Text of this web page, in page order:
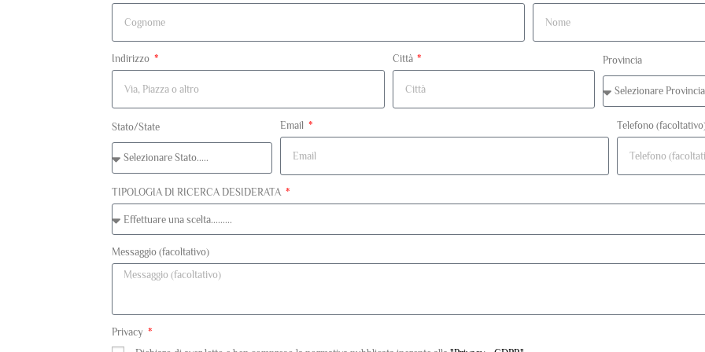
Indirizzo Città Provincia
Stato/State Email Telefono
TIPOLOGIA DI RICERCA DESIDERATA
Messaggio (facoltativo)
Privacy